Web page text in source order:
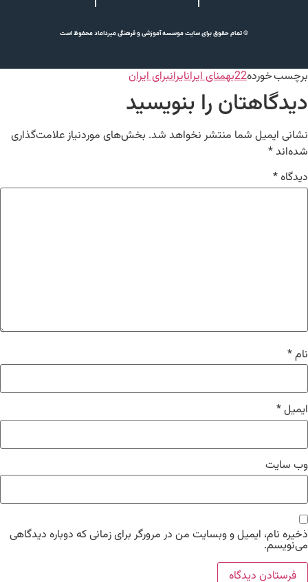
© تمام حقوق برای سایت موسسه آموزشی و فرهنگی میرداماد محفوظ است
برچسب خورده22بهمن ای ایرانایرانبرای ایران
دیدگاهتان را بنویسید
نشانی ایمیل شما منتشر نخواهد شد. بخش‌های موردنیاز علامت‌گذاری
شده‌اند*
دیدگاه*
نام*
ایمیل*
وب‌ سایت
ذخیره نام، ایمیل و وبسایت من در مرورگر برای زمانی که دوباره دیدگاهی
می‌نویسم.